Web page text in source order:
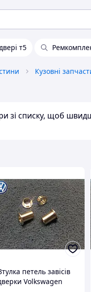
т5
Кузовні
зі списку, щоб
петель завісів
Volkswagen